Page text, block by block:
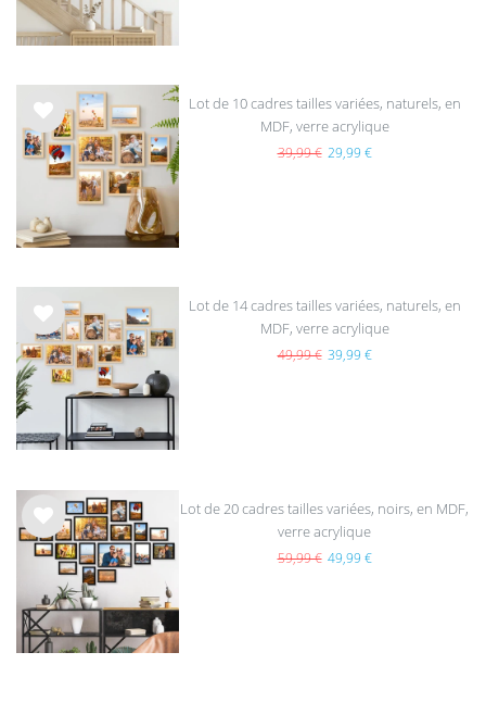
List
e de
sou
Lot de 10 cadres tailles variées, naturels, en
MDF, verre acrylique
39,99 € 29,99 €
List
e de
sou
Lot de 14 cadres tailles variées, naturels, en
MDF, verre acrylique
49,99 € 39,99 €
List
e de
hait
s
Lot de 20 cadres tailles variées, noirs, en MDF,
verre acrylique
59,99 € 49,99 €